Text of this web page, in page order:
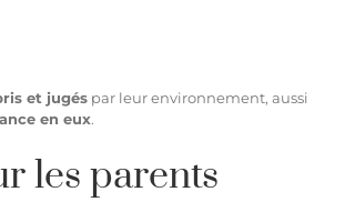
et jugés par leur environnement, aussi
en eux.
les parents